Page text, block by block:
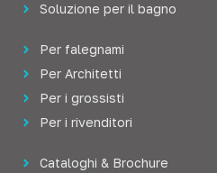
Soluzione per il bagno
Per falegnami
Per Architetti
Per i grossisti
Per i rivenditori
Cataloghi & Brochure